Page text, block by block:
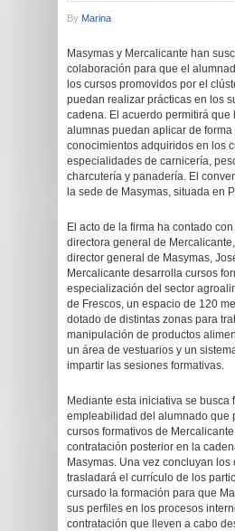
By Marina
Masymas y Mercalicante han
colaboración para que el
los cursos promovidos por el
puedan realizar prácticas en los
cadena. El acuerdo permitirá que
alumnas puedan aplicar de forma
conocimientos adquiridos en los
especialidades de carnicería,
charcutería y panadería. El
la sede de Masymas, situada en
El acto de la firma ha contado
directora general de
director general de Masymas,
Mercalicante desarrolla cursos
especialización del sector
de Frescos, un espacio de 120
dotado de distintas zonas para
manipulación de productos
un área de vestuarios y un
impartir las sesiones formativas.
Mediante esta iniciativa se busca
empleabilidad del alumnado que
cursos formativos de
contratación posterior en la
Masymas. Una vez concluyan los
trasladará el currículo de los
cursado la formación para que
sus perfiles en los procesos
contratación que lleven a cabo